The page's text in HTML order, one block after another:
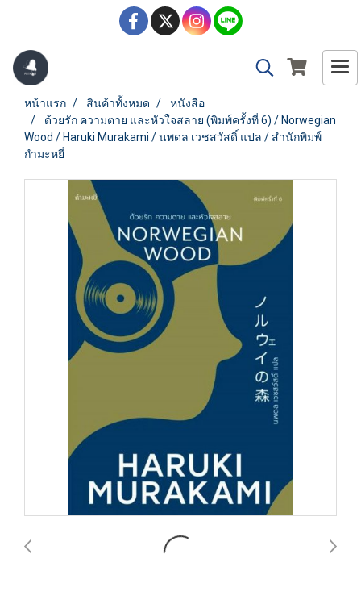
หน้าแรก สินค้าทั้งหมด
หนังสือ
ด้วยรัก ความตาย และหัวใจสลาย (พิมพ์ครั้งที่ 6) / Norwegian
Wood / Haruki Murakami / นพดล เวชสวัสดิ์ แปล / สำนักพิมพ์
กำมะหยี่